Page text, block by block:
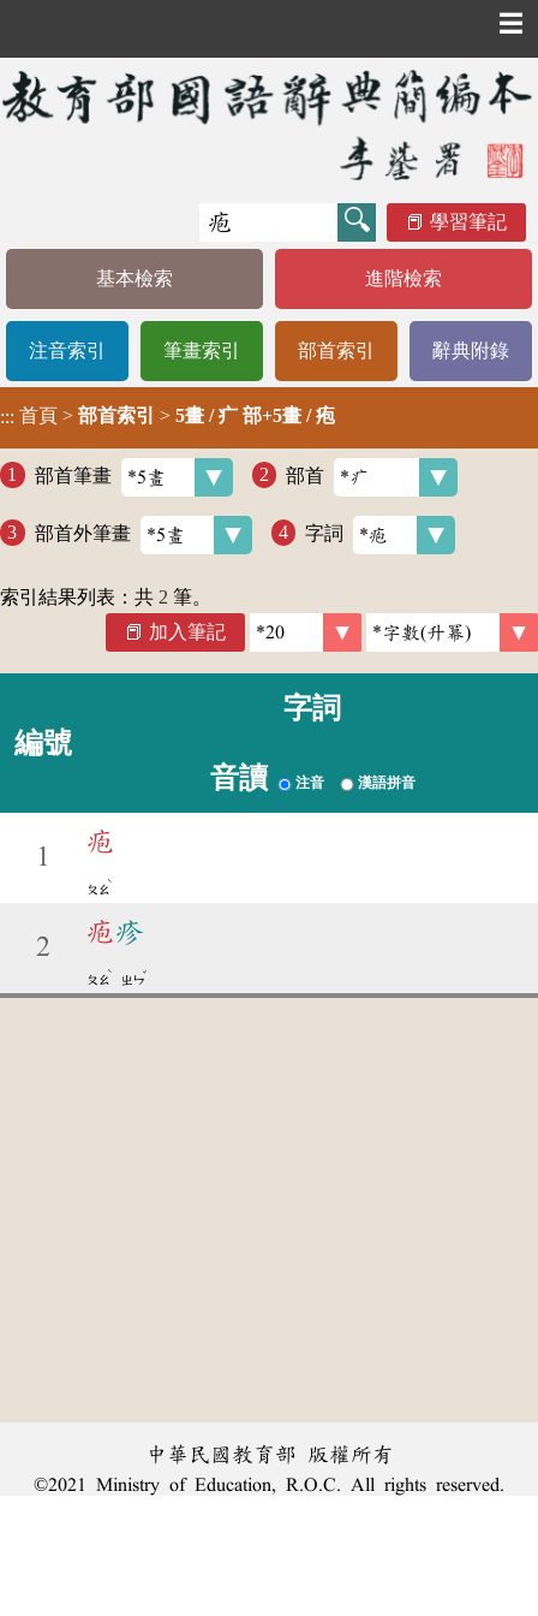
☰
學習筆記
基本檢索 進階檢索
注音索引 筆畫索引 部首索引 辭典附錄
::: 首頁 > 部首索引 > 5畫 / 疒 部+5畫 / 疱
部首筆畫 部首
部首外筆畫 字詞
索引結果列表：共 2 筆。
加入筆記
編號
字詞
音讀 注音 漢語拼音
1
疱
ㄆㄠ
ˋ
2
疱疹
ㄆㄠ
ˋ
ㄓㄣ
ˇ
中華民國教育部 版權所有
©2021 Ministry of Education, R.O.C. All rights reserved.